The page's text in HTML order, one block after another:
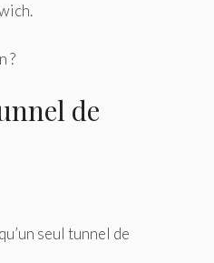
?
de
seul tunnel de